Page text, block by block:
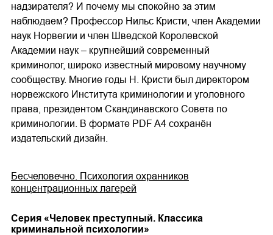
надзирателя? И почему мы спокойно за этим
наблюдаем? Профессор Нильс Кристи, член Академии
наук Норвегии и член Шведской Королевской
Академии наук – крупнейший современный
криминолог, широко известный мировому научному
сообществу. Многие годы Н. Кристи был директором
норвежского Института криминологии и уголовного
права, президентом Скандинавского Совета по
криминологии. В формате PDF A4 сохранён
издательский дизайн.
Бесчеловечно. Психология охранников
концентрационных лагерей
Cерия «Человек преступный. Классика
криминальной психологии»